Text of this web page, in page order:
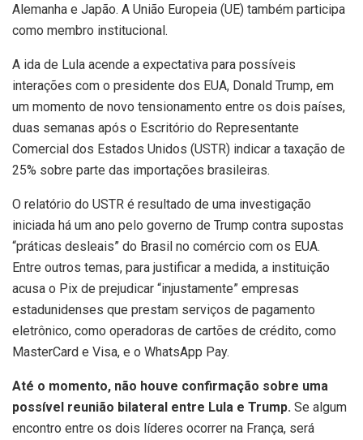
Alemanha e Japão. A União Europeia (UE) também participa
como membro institucional.
A ida de Lula acende a expectativa para possíveis
interações com o presidente dos EUA, Donald Trump, em
um momento de novo tensionamento entre os dois países,
duas semanas após o Escritório do Representante
Comercial dos Estados Unidos (USTR) indicar a taxação de
25% sobre parte das importações brasileiras.
O relatório do USTR é resultado de uma investigação
iniciada há um ano pelo governo de Trump contra supostas
“práticas desleais” do Brasil no comércio com os EUA.
Entre outros temas, para justificar a medida, a instituição
acusa o Pix de prejudicar “injustamente” empresas
estadunidenses que prestam serviços de pagamento
eletrônico, como operadoras de cartões de crédito, como
MasterCard e Visa, e o WhatsApp Pay.
Até o momento, não houve confirmação sobre uma
possível reunião bilateral entre Lula e Trump. Se algum
encontro entre os dois líderes ocorrer na França, será